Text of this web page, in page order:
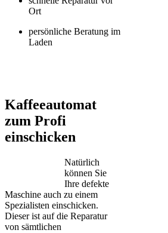
Ort
persönliche Beratung im
Laden
Kaffeeautomat
zum Profi
einschicken
Natürlich
können Sie
Ihre defekte
Maschine auch zu einem
Spezialisten einschicken.
Dieser ist auf die Reparatur
von sämtlichen